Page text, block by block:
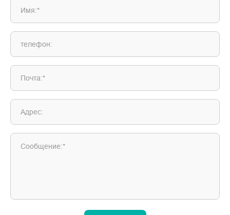
Имя:*
телефон:
Почта:*
Адрес:
Сообщение:*